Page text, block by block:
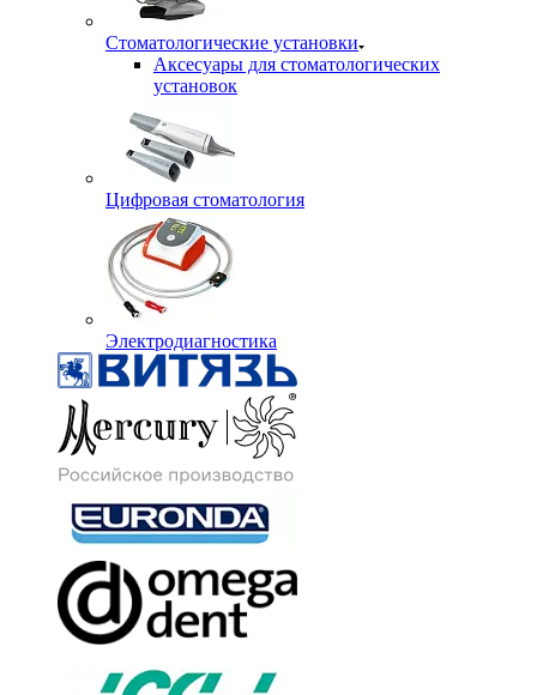
Стоматологические установки
Аксесуары для стоматологических
установок
Цифровая стоматология
Электродиагностика